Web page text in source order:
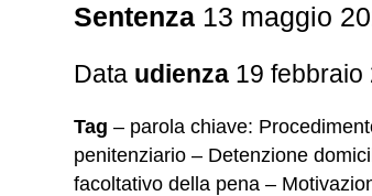
Sentenza 13 maggio
Data udienza 19 febbraio
Tag – parola chiave:
penitenziario – Detenzione
facoltativo della pena –